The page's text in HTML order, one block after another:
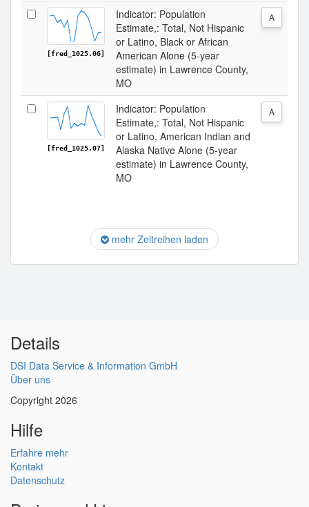
[fred_1025.06]
Indicator: Population
Estimate,: Total, Not Hispanic
or Latino, Black or African
American Alone (5-year
estimate) in Lawrence County,
MO
A
[fred_1025.07]
Indicator: Population
Estimate,: Total, Not Hispanic
or Latino, American Indian and
Alaska Native Alone (5-year
estimate) in Lawrence County,
MO
A
mehr Zeitreihen laden
Details
DSI Data Service & Information GmbH
Über uns
Copyright 2026
Hilfe
Erfahre mehr
Kontakt
Datenschutz